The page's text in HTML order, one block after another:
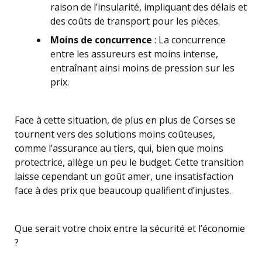
raison de l’insularité, impliquant des délais et
des coûts de transport pour les pièces.
Moins de concurrence : La concurrence
entre les assureurs est moins intense,
entraînant ainsi moins de pression sur les
prix.
Face à cette situation, de plus en plus de Corses se
tournent vers des solutions moins coûteuses,
comme l’assurance au tiers, qui, bien que moins
protectrice, allège un peu le budget. Cette transition
laisse cependant un goût amer, une insatisfaction
face à des prix que beaucoup qualifient d’injustes.
Que serait votre choix entre la sécurité et l’économie
?